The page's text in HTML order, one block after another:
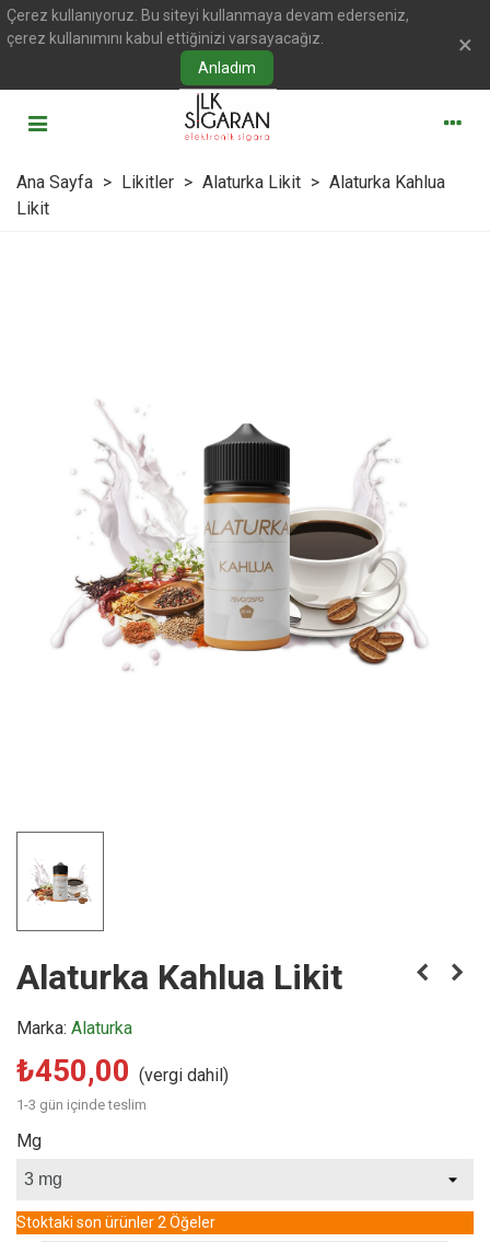
Çerez kullanıyoruz. Bu siteyi kullanmaya devam ederseniz,
çerez kullanımını kabul ettiğinizi varsayacağız.
Anladım
×
Ana Sayfa > Likitler > Alaturka Likit > Alaturka Kahlua
Likit
Alaturka Kahlua Likit
Marka: Alaturka
₺450,00 (vergi dahil)
1-3 gün içinde teslim
Mg
Stoktaki son ürünler2 Öğeler